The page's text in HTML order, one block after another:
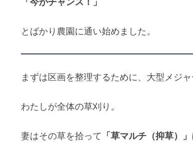
とばかり農園に通い始めました。
まずは区画を整理するために、大型メジ
わたしが全体の草刈り。
妻はその草を拾って 「草マルチ（抑草）」